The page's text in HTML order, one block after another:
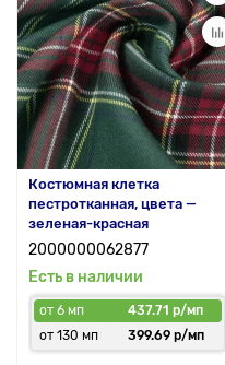
Костюмная клетка
пестротканная, цвета —
зеленая-красная
2000000062877
Есть в наличии
от 6 мп
437.71 р/мп
от 130 мп
399.69 р/мп